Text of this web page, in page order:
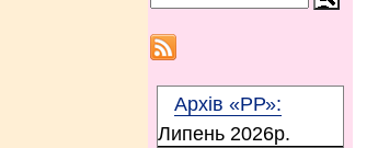
Архів «РР»:
Липень 2026p.